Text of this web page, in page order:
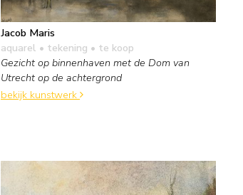
Jacob Maris
aquarel • tekening • te koop
Gezicht op binnenhaven met de Dom van
Utrecht op de achtergrond
bekijk kunstwerk